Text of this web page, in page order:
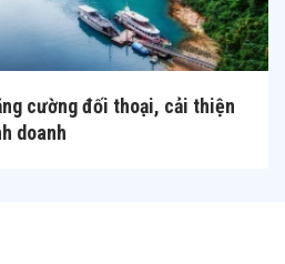
cường đối thoại, cải thiện
doanh